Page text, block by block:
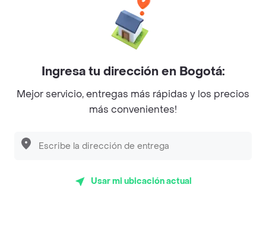
Sobre Rappi
Facebook
Twitter
Instagram
©2026Rappi Inc. All rights reserved.
Ingresa tu dirección en Bogotá:
Mejor servicio, entregas más rápidas y los precios
más convenientes!
Usar mi ubicación actual